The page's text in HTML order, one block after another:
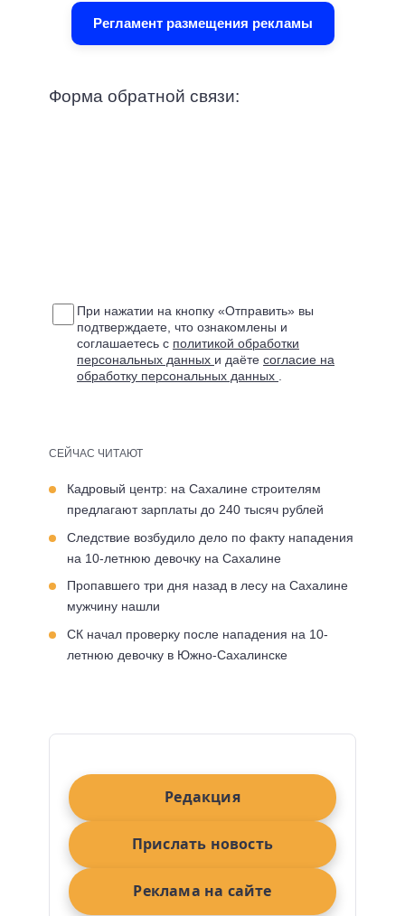
Регламент размещения рекламы
Форма обратной связи:
При нажатии на кнопку «Отправить» вы
подтверждаете, что ознакомлены и
соглашаетесь с политикой обработки
персональных данных и даёте согласие на
обработку персональных данных
СЕЙЧАС ЧИТАЮТ
Кадровый центр: на Сахалине строителям
предлагают зарплаты до 240 тысяч рублей
Следствие возбудило дело по факту нападения
на 10-летнюю девочку на Сахалине
Пропавшего три дня назад в лесу на Сахалине
мужчину нашли
СК начал проверку после нападения на 10-
летнюю девочку в Южно-Сахалинске
Редакция
Прислать новость
Реклама на сайте